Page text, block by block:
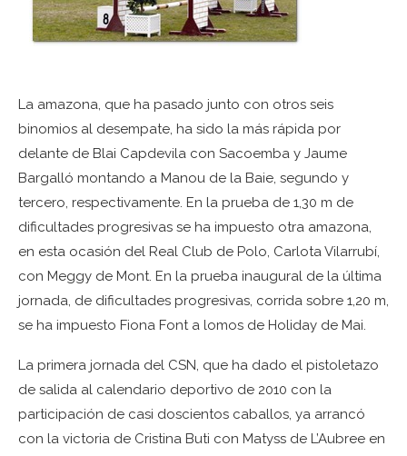
La amazona, que ha pasado junto con otros seis
binomios al desempate, ha sido la más rápida por
delante de Blai Capdevila con Sacoemba y Jaume
Bargalló montando a Manou de la Baie, segundo y
tercero, respectivamente. En la prueba de 1,30 m de
dificultades progresivas se ha impuesto otra amazona,
en esta ocasión del Real Club de Polo, Carlota Vilarrubí,
con Meggy de Mont. En la prueba inaugural de la última
jornada, de dificultades progresivas, corrida sobre 1,20 m,
se ha impuesto Fiona Font a lomos de Holiday de Mai.
La primera jornada del CSN, que ha dado el pistoletazo
de salida al calendario deportivo de 2010 con la
participación de casi doscientos caballos, ya arrancó
con la victoria de Cristina Buti con Matyss de L’Aubree en